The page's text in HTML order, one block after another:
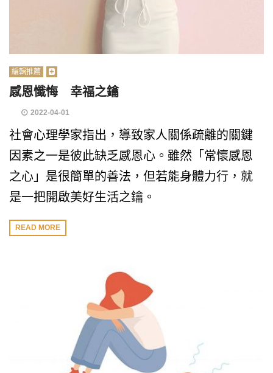
編輯推薦
感恩懺悔 幸福之鑰
2022-04-01
社會心理學家指出，導致家人關係疏離的關鍵
因素之一是彼此缺乏感恩心。雖然「常懷感恩
之心」是很簡單的善法，但若能身體力行，就
是一把開啟美好生活之鑰。
READ MORE